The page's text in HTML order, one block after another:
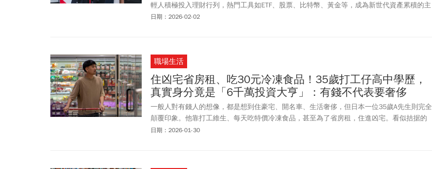
輕人積極投入理財行列，熱門工具如ETF、股票、比特幣、黃金等，成為新世代資產累積的主
流選擇。針對年輕人理財，瀚亞投信投資長林如惠提出專業建議，強調「時間」是年輕人最大
日期：2026-02-02
職場生活
住凶宅省房租、吃30元冷凍食品！35歲打工仔高中學歷，
真實身分竟是「6千萬投資大亨」：有錢不代表要奢侈
一般人對有錢人的想像，都是想到住豪宅、開名車、生活奢侈，但日本一位35歲A先生則完全
顛覆印象。他靠打工維生、每天吃特價冷凍食品，甚至為了省房租，住進凶宅。看似拮据的
他，竟然是擁有6千萬資產的「隱形富豪」。因為家境貧窮，他高中畢業後就沒有升學，在圖
日期：2026-01-30